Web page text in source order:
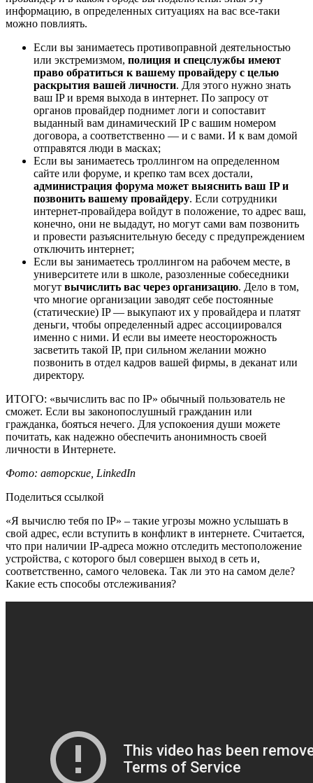
информацию, в определенных ситуациях на вас все-таки
можно повлиять.
Если вы занимаетесь противоправной деятельностью
или экстремизмом, полиция и спецслужбы имеют
право обратиться к вашему провайдеру с целью
раскрытия вашей личности. Для этого нужно знать
ваш IP и время выхода в интернет. По запросу от
органов провайдер поднимет логи и сопоставит
выданный вам динамический IP с вашим номером
договора, а соответственно — и с вами. И к вам домой
отправятся люди в масках;
Если вы занимаетесь троллингом на определенном
сайте или форуме, и крепко там всех достали,
администрация форума может выяснить ваш IP и
позвонить вашему провайдеру. Если сотрудники
интернет-провайдера войдут в положение, то адрес ваш,
конечно, они не выдадут, но могут сами вам позвонить
и провести разъяснительную беседу с предупреждением
отключить интернет;
Если вы занимаетесь троллингом на рабочем месте, в
университете или в школе, разозленные собеседники
могут вычислить вас через организацию. Дело в том,
что многие организации заводят себе постоянные
(статические) IP — выкупают их у провайдера и платят
деньги, чтобы определенный адрес ассоциировался
именно с ними. И если вы имеете неосторожность
засветить такой IP, при сильном желании можно
позвонить в отдел кадров вашей фирмы, в деканат или
директору.
ИТОГО: «вычислить вас по IP» обычный пользователь не
сможет. Если вы законопослушный гражданин или
гражданка, бояться нечего. Для успокоения души можете
почитать, как надежно обеспечить анонимность своей
личности в Интернете.
Фото: авторские, LinkedIn
Поделиться ссылкой
«Я вычислю тебя по IP» – такие угрозы можно услышать в
свой адрес, если вступить в конфликт в интернете. Считается,
что при наличии IP-адреса можно отследить местоположение
устройства, с которого был совершен выход в сеть и,
соответственно, самого человека. Так ли это на самом деле?
Какие есть способы отслеживания?